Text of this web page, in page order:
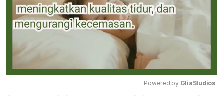
Powered by GliaStudios